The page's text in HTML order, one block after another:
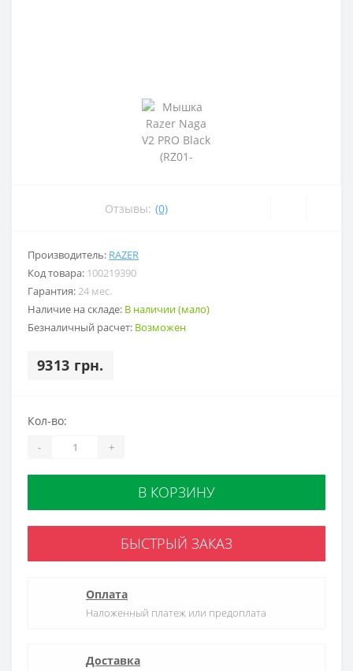
Отзывы: (0)
Производитель: RAZER
Код товара: 100219390
Гарантия:24 мес.
Наличие на складе: В наличии (мало)
Безналичный расчет: Возможен
9313 грн.
Кол-во:
- +
В КОРЗИНУ
БЫСТРЫЙ ЗАКАЗ
Оплата
Наложенный платеж или предоплата
Доставка